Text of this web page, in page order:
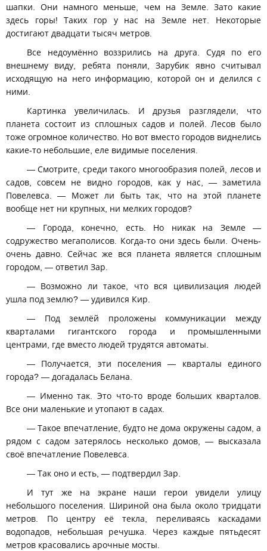
шапки. Они намного меньше, чем на Земле. Зато какие
здесь горы! Таких гор у нас на Земле нет. Некоторые
достигают двадцати тысяч метров.
Все недоумённо воззрились на друга. Судя по его
внешнему виду, ребята поняли, Зарубик явно считывал
исходящую на него информацию, которой он и делился с
ними.
Картинка увеличилась. И друзья разглядели, что
планета состоит из сплошных садов и полей. Лесов было
тоже огромное количество. Но вот вместо городов виднелись
какие-то небольшие, еле видимые поселения.
— Смотрите, среди такого многообразия полей, лесов и
садов, совсем не видно городов, как у нас, — заметила
Повелевса. — Может ли быть так, что на этой планете
вообще нет ни крупных, ни мелких городов?
— Города, конечно, есть. Но никак на Земле —
содружество мегаполисов. Когда-то они здесь были. Очень-
очень давно. Сейчас же вся планета является сплошным
городом, — ответил Зар.
— Возможно ли такое, что вся цивилизация людей
ушла под землю? — удивился Кир.
— Под землёй проложены коммуникации между
кварталами гигантского города и промышленными
центрами, где вместо людей трудятся автоматы.
— Получается, эти поселения — кварталы единого
города? — догадалась Белана.
— Именно так. Это что-то вроде больших кварталов.
Все они маленькие и утопают в садах.
— Такое впечатление, будто не дома окружены садом, а
рядом с садом затерялось несколько домов, — высказала
своё впечатление Повелевса.
— Так оно и есть, — подтвердил Зар.
И тут же на экране наши герои увидели улицу
небольшого поселения. Шириной она была около тридцати
метров. По центру её текла, переливаясь каскадами
водопадов, небольшая речушка. Через каждые пятьдесят
метров красовались арочные мосты.